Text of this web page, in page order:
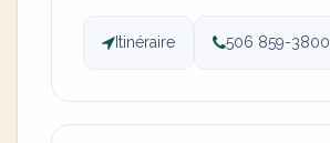
Itinéraire 506 859-3800